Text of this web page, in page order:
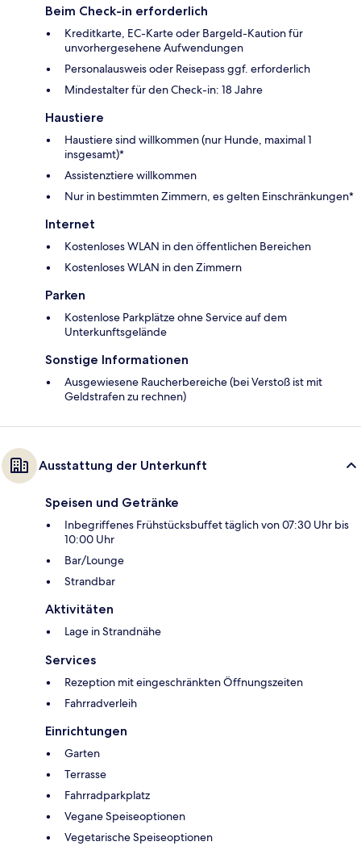
Beim Check-in erforderlich
Kreditkarte, EC-Karte oder Bargeld-Kaution für
unvorhergesehene Aufwendungen
Personalausweis oder Reisepass ggf. erforderlich
Mindestalter für den Check-in: 18 Jahre
Haustiere
Haustiere sind willkommen (nur Hunde, maximal 1
insgesamt)*
Assistenztiere willkommen
Nur in bestimmten Zimmern, es gelten Einschränkungen*
Internet
Kostenloses WLAN in den öffentlichen Bereichen
Kostenloses WLAN in den Zimmern
Parken
Kostenlose Parkplätze ohne Service auf dem
Unterkunftsgelände
Sonstige Informationen
Ausgewiesene Raucherbereiche (bei Verstoß ist mit
Geldstrafen zu rechnen)
Ausstattung der Unterkunft
Speisen und Getränke
Inbegriffenes Frühstücksbuffet täglich von 07:30 Uhr bis
10:00 Uhr
Bar/Lounge
Strandbar
Aktivitäten
Lage in Strandnähe
Services
Rezeption mit eingeschränkten Öffnungszeiten
Fahrradverleih
Einrichtungen
Garten
Terrasse
Fahrradparkplatz
Vegane Speiseoptionen
Vegetarische Speiseoptionen